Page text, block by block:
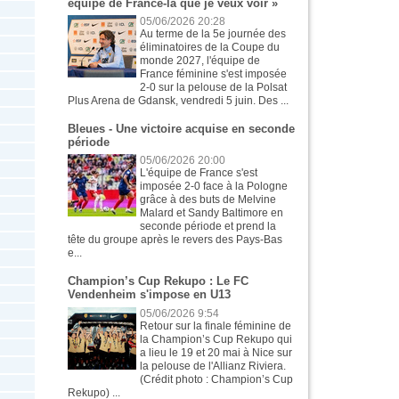
équipe de France-là que je veux voir »
05/06/2026 20:28
Au terme de la 5e journée des
éliminatoires de la Coupe du
monde 2027, l'équipe de
France féminine s'est imposée
2-0 sur la pelouse de la Polsat
Plus Arena de Gdansk, vendredi 5 juin. Des ...
Bleues - Une victoire acquise en seconde
période
05/06/2026 20:00
L'équipe de France s'est
imposée 2-0 face à la Pologne
grâce à des buts de Melvine
Malard et Sandy Baltimore en
seconde période et prend la
tête du groupe après le revers des Pays-Bas
e...
Champion’s Cup Rekupo : Le FC
Vendenheim s'impose en U13
05/06/2026 9:54
Retour sur la finale féminine de
la Champion’s Cup Rekupo qui
a lieu le 19 et 20 mai à Nice sur
la pelouse de l'Allianz Riviera.
(Crédit photo : Champion’s Cup
Rekupo) ...